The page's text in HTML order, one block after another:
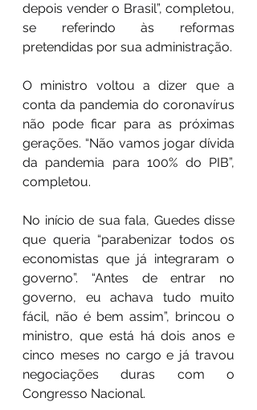
depois vender o Brasil”, completou,
se referindo às reformas
pretendidas por sua administração.
O ministro voltou a dizer que a
conta da pandemia do coronavírus
não pode ficar para as próximas
gerações. “Não vamos jogar dívida
da pandemia para 100% do PIB”,
completou.
No início de sua fala, Guedes disse
que queria “parabenizar todos os
economistas que já integraram o
governo”. “Antes de entrar no
governo, eu achava tudo muito
fácil, não é bem assim”, brincou o
ministro, que está há dois anos e
cinco meses no cargo e já travou
negociações duras com o
Congresso Nacional.